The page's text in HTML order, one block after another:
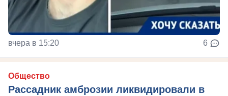
вчера в 15:20 6
Общество
Рассадник амброзии ликвидировали в